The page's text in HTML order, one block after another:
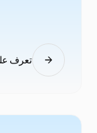
تعرف